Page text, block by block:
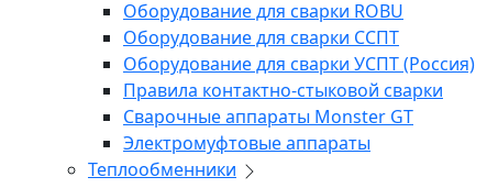
Оборудование для сварки ROBU
Оборудование для сварки ССПТ
Оборудование для сварки УСПТ (Россия)
Правила контактно-стыковой сварки
Сварочные аппараты Monster GT
Электромуфтовые аппараты
Теплообменники